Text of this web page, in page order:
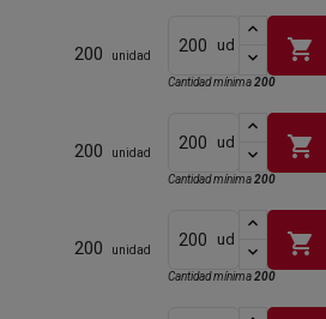
200 unidad
ud shopping_cart
Cantidad mínima200
200 unidad
ud shopping_cart
Cantidad mínima200
200 unidad
ud shopping_cart
Cantidad mínima200